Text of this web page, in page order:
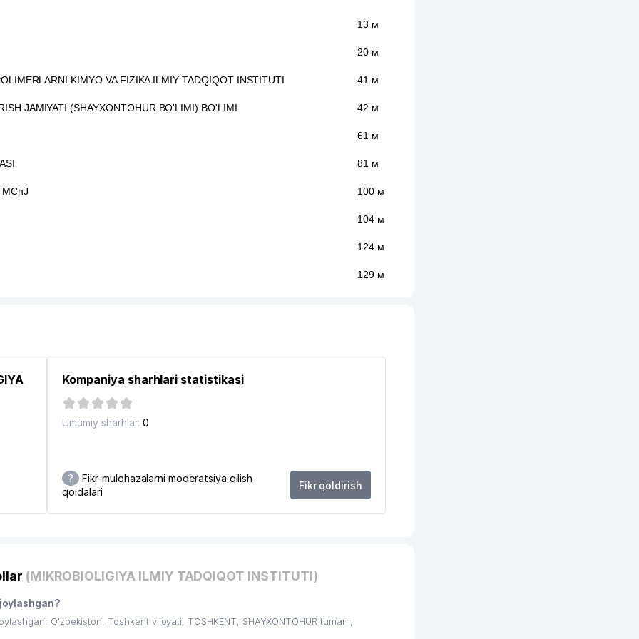
13 м
20 м
KIMYO VA FIZIKA ILMIY TADQIQOT INSTITUTI 41 м
JAMIYATI (SHAYXONTOHUR BO'LIMI) BO'LIMI 42 м
61 м
81 м
MChJ 100 м
104 м
124 м
129 м
132 м
148 м
155 м
RESURS MARKAZI
Kompaniya sharhlari statistikasi
Umumiy sharhlar: 0
?
Fikr-mulohazalarni moderatsiya qilish
qoidalari
Fikr qoldirish
(MIKROBIOLIGIYA ILMIY TADQIQOT INSTITUTI)
joylashgan?
O'zbekiston, Toshkent viloyati, TOSHKENT, SHAYXONTOHUR tumani,